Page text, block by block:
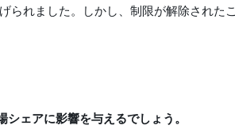
れました。しかし、制限が解除された
ェアに影響を与えるでしょう。